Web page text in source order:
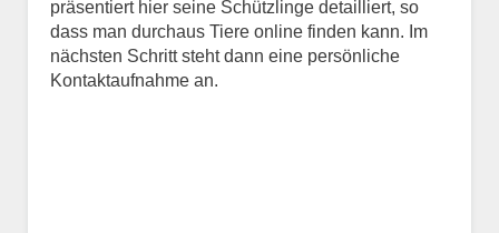
präsentiert hier seine Schützlinge detailliert, so
dass man durchaus Tiere online finden kann. Im
nächsten Schritt steht dann eine persönliche
Kontaktaufnahme an.